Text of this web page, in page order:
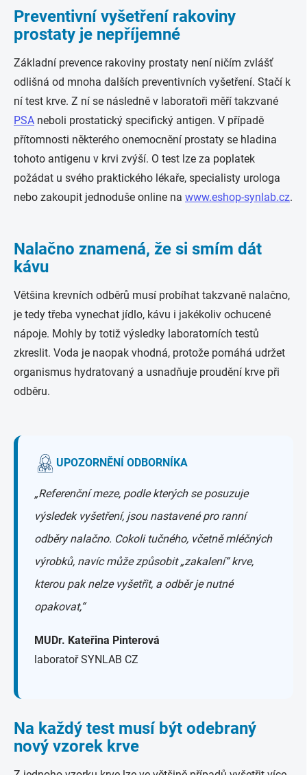
Preventivní vyšetření rakoviny
prostaty je nepříjemné
Základní prevence rakoviny prostaty není ničím zvlášť
odlišná od mnoha dalších preventivních vyšetření. Stačí k
ní test krve. Z ní se následně v laboratoři měří takzvané
PSA neboli prostatický specifický antigen. V případě
přítomnosti některého onemocnění prostaty se hladina
tohoto antigenu v krvi zvýší. O test lze za poplatek
požádat u svého praktického lékaře, specialisty urologa
nebo zakoupit jednoduše online na www.eshop-synlab.cz.
Nalačno znamená, že si smím dát
kávu
Většina krevních odběrů musí probíhat takzvaně nalačno,
je tedy třeba vynechat jídlo, kávu i jakékoliv ochucené
nápoje. Mohly by totiž výsledky laboratorních testů
zkreslit. Voda je naopak vhodná, protože pomáhá udržet
organismus hydratovaný a usnadňuje proudění krve při
odběru.
UPOZORNĚNÍ ODBORNÍKA
„Referenční meze, podle kterých se posuzuje
výsledek vyšetření, jsou nastavené pro ranní
odběry nalačno. Cokoli tučného, včetně mléčných
výrobků, navíc může způsobit „zakalení“ krve,
kterou pak nelze vyšetřit, a odběr je nutné
opakovat,“
MUDr. Kateřina Pinterová
laboratoř SYNLAB CZ
Na každý test musí být odebraný
nový vzorek krve